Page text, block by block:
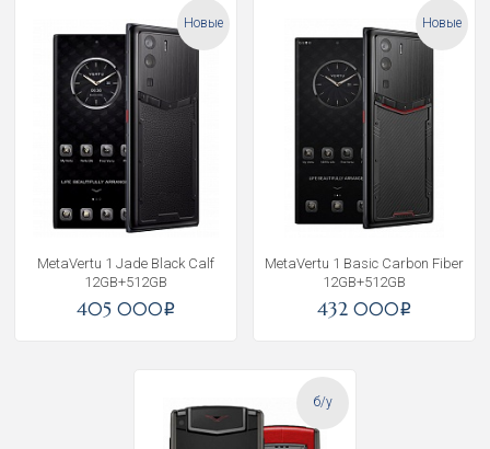
Новые
MetaVertu 1 Jade Black Calf
12GB+512GB
405 000i
Новые
MetaVertu 1 Basic Carbon Fiber
12GB+512GB
432 000i
б/у